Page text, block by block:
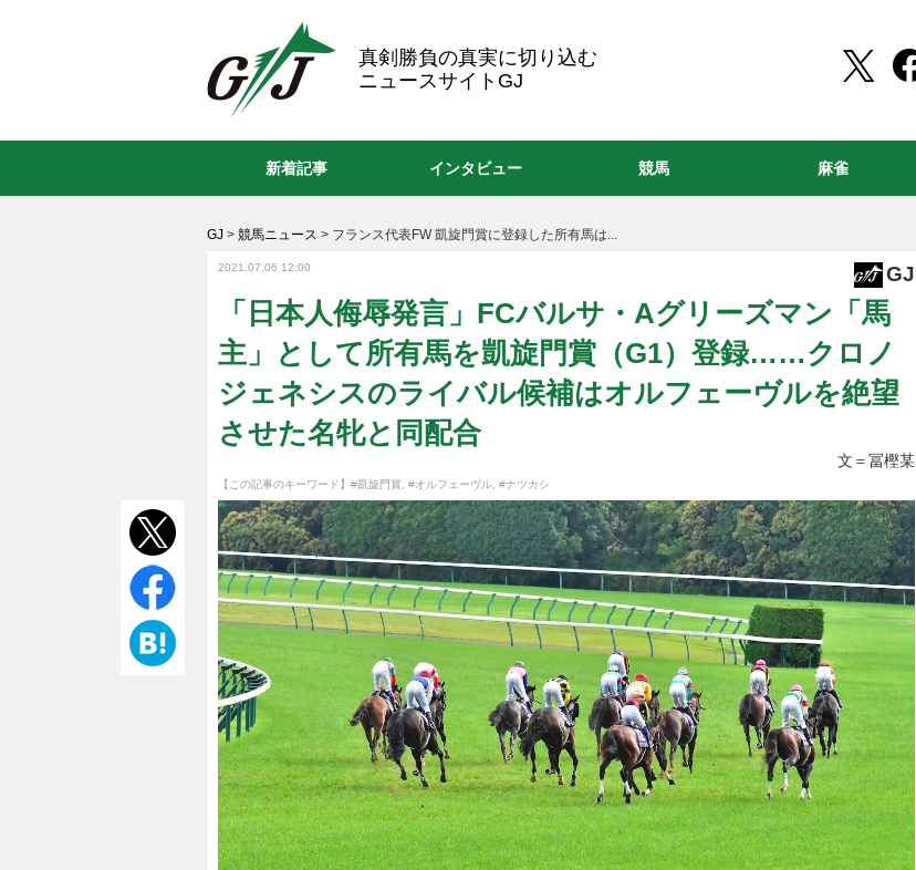
真剣勝負の真実に切り込む
ニュースサイトGJ
GJ > 競馬ニュース > フランス代表FW 凱旋門賞に登録した所有馬は...
2021.07.06 12:00 GJ
「日本人侮辱発言」FCバルサ・Aグリーズマン「馬
主」として所有馬を凱旋門賞（G1）登録……クロノ
ジェネシスのライバル候補はオルフェーヴルを絶望
させた名牝と同配合
文＝冨樫某
【この記事のキーワード】 #凱旋門賞 #オルフェーヴル #ナツカシ
新着記事 インタビュー 競馬 麻雀